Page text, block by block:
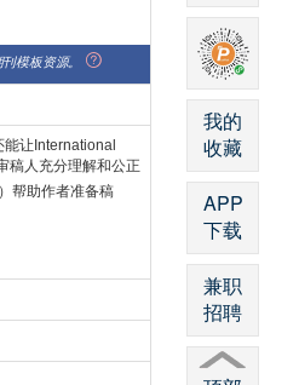
模板资源。
让International
稿人充分理解和公正
帮助作者准备稿
我的
收藏
APP
下载
兼职
招聘